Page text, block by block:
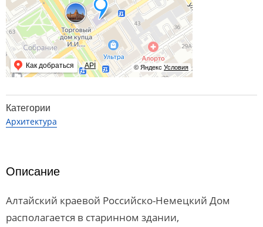
© Яндекс Условия
Как добраться API
Категории
Архитектура
Описание
Алтайский краевой Российско-Немецкий Дом
располагается в старинном здании,